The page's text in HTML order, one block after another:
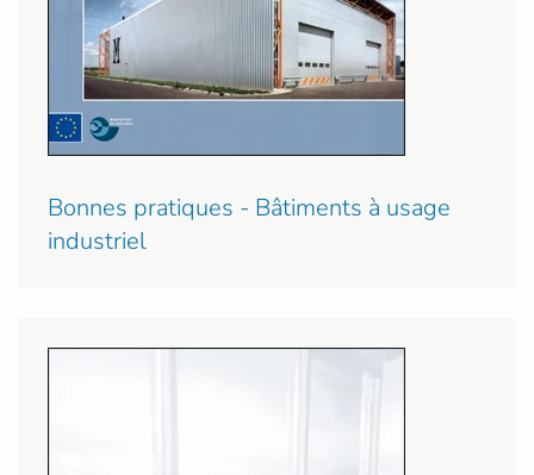
Bonnes pratiques - Bâtiments à usage
industriel